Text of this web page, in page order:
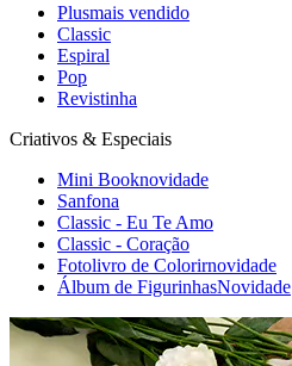
Plusmais vendido
Classic
Espiral
Pop
Revistinha
Criativos & Especiais
Mini Booknovidade
Sanfona
Classic - Eu Te Amo
Classic - Coração
Fotolivro de Colorirnovidade
Álbum de FigurinhasNovidade